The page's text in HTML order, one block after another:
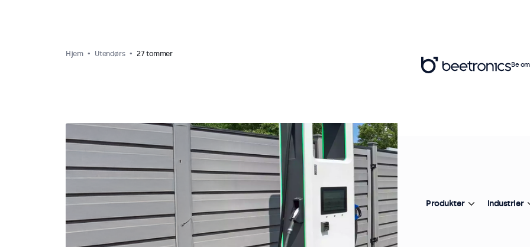
Hjem Utendørs 27 tommer
Be
Produkter Industrier